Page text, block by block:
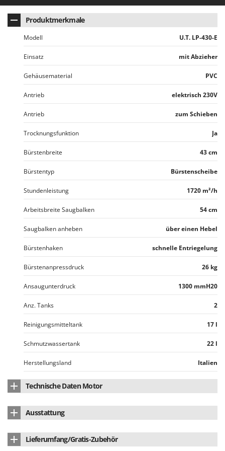
Santos
Sbaraglia
Schnitzer
Shark
Shindaiwa
Silky
Simatech
Sirman
Skil
Smartwood
Smeg
Snapper
Solidur
Spice Electronics
Spiralmac
Spring Protezione
Stanley
Stiga
Stocker
Sunseeker
Tecla
TecnoGen
Tellarini Pompe
Telwin
Tenco
Titania
Produktmerkmale
Modell U.T. LP-430-E
Einsatz mit Abzieher
Gehäusematerial PVC
Antrieb elektrisch 230V
Antrieb zum Schieben
Trocknungsfunktion Ja
Bürstenbreite 43 cm
Bürstentyp Bürstenscheibe
Stundenleistung 1720 m²/h
Arbeitsbreite Saugbalken 54 cm
Saugbalken anheben über einen Hebel
Bürstenhaken schnelle Entriegelung
Bürstenanpressdruck 26 kg
Ansaugunterdruck 1300 mmH20
Anz. Tanks 2
Reinigungsmitteltank 17 l
Schmutzwassertank 22 l
Herstellungsland Italien
Technische Daten Motor
Anz. Motoren 2
Motormarke
Ausstattung
Ergonomischer gummierter Handgriff ja
Lieferumfang/Gratis-Zubehör